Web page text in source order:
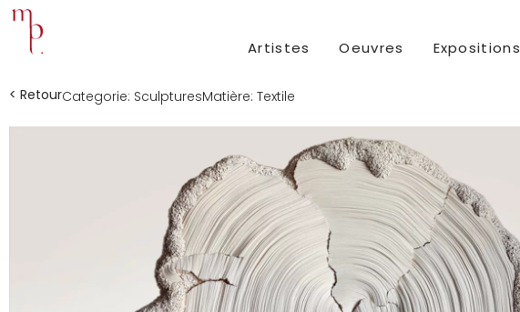
Artistes Oeuvres Expositions
< RetourCategorie: SculpturesMatière: Textile